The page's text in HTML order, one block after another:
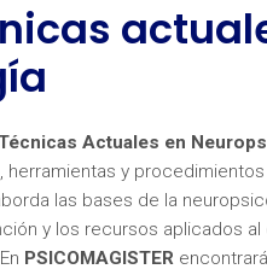
Actuales en
y
las bases de la
y los recursos aplicados
PSICOMAGISTER